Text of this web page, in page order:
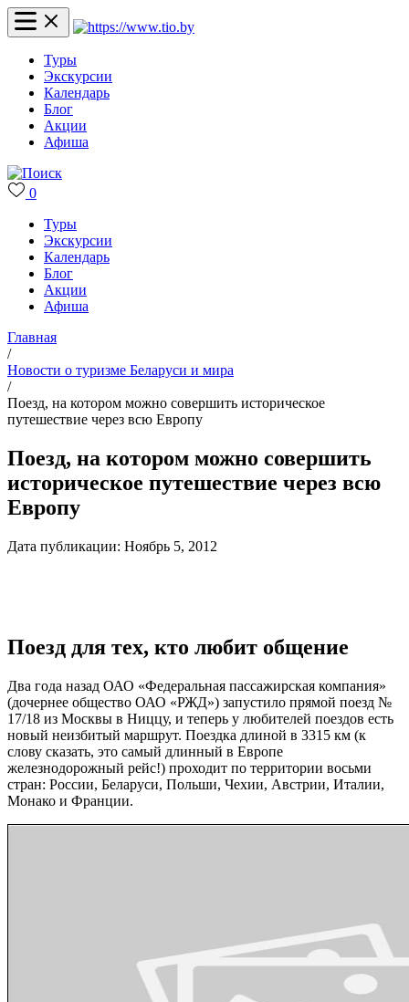
Туры
Экскурсии
Календарь
Блог
Акции
Афиша
0
Туры
Экскурсии
Календарь
Блог
Акции
Афиша
Главная
/
Новости о туризме Беларуси и мира
/
Поезд, на котором можно совершить историческое
путешествие через всю Европу
Поезд, на котором можно совершить
историческое путешествие через всю
Европу
Дата публикации: Ноябрь 5, 2012
Поезд для тех, кто любит общение
Два года назад ОАО «Федеральная пассажирская компания»
(дочернее общество ОАО «РЖД») запустило прямой поезд №
17/18 из Москвы в Ниццу, и теперь у любителей поездов есть
новый неизбитый маршрут. Поездка длиной в 3315 км (к
слову сказать, это самый длинный в Европе
железнодорожный рейс!) проходит по территории восьми
стран: России, Беларуси, Польши, Чехии, Австрии, Италии,
Монако и Франции.